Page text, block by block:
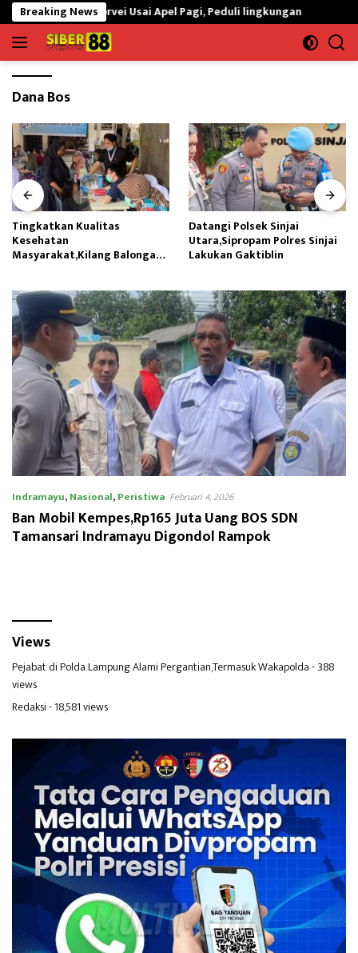
Langsung
ke
konten
Breaking News
Korvei Usai Apel Pagi, Peduli lingkungan
Dana Bos
Tingkatkan Kualitas
Kesehatan
Masyarakat,Kilang Balongan
Datangi Polsek Sinjai
Utara,Sipropam Polres Sinjai
Lakukan Gaktiblin
Indramayu,Nasional,Peristiwa Februari 4, 2026
Ban Mobil Kempes,Rp165 Juta Uang BOS SDN
Tamansari Indramayu Digondol Rampok
Views
Pejabat di Polda Lampung Alami Pergantian,Termasuk Wakapolda- 388
views
Redaksi- 18,581 views